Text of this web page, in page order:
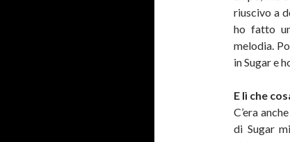
riuscivo a
ho fatto
melodia.
in Sugar e
E lì che
C’era
di Sugar